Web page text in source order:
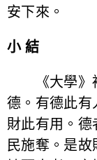
安下來。
小 結
《大學》裡
德。有德此有
財此有用。
民施奪。是